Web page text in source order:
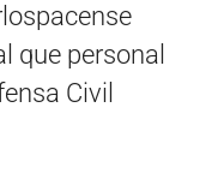
que personal
Civil